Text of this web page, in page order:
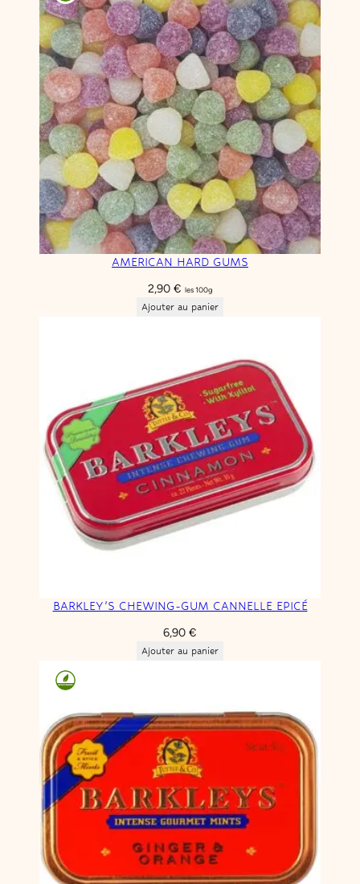
3,90 €.1,95 €.
AMERICAN HARD GUMS
2,90 € les 100g
Ajouter au panier
BARKLEY’S CHEWING-GUM CANNELLE EPICÉ
6,90 €
Ajouter au panier